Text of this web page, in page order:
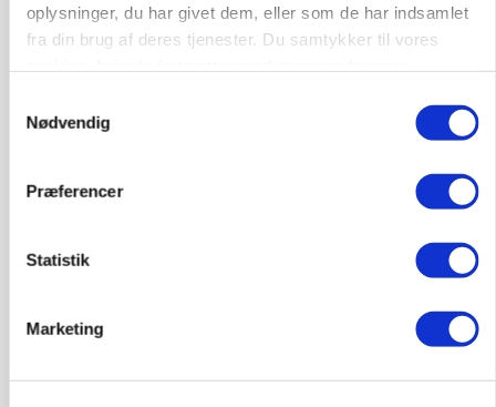
oplysninger, du har givet dem, eller som de har indsamlet
fra din brug af deres tjenester. Du samtykker til vores
Nødvendig
Præferencer
Statistik
Marketing
Rørlægger / håndmand søges til
dræn/entreprenørarbejde.
Maskinstation
03. aug.